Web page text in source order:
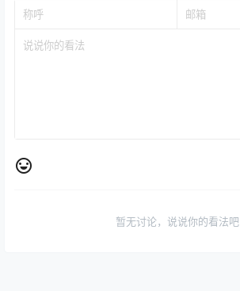
暂无讨论，说说你的看法吧